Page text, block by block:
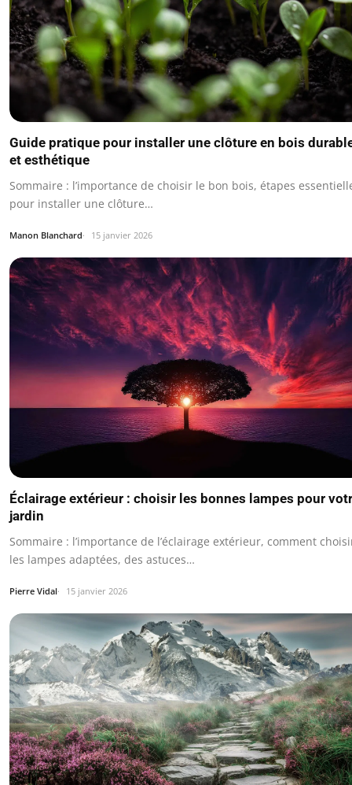
Guide pratique pour installer une clôture en bois
et esthétique
Sommaire : l’importance de choisir le bon bois, étapes
pour installer une clôture…
Manon Blanchard 15 janvier 2026
Éclairage extérieur : choisir les bonnes lampes pour
jardin
Sommaire : l’importance de l’éclairage extérieur, comment
les lampes adaptées, des astuces…
Pierre Vidal 15 janvier 2026